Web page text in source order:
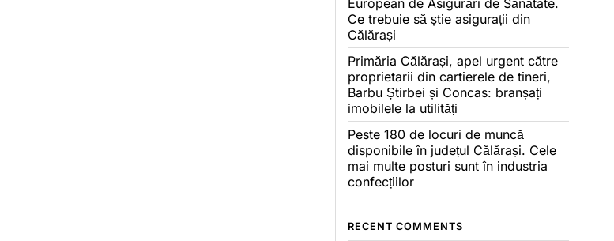
Ce trebuie să știe asigurații din
Călărași
Primăria Călărași, apel urgent către
proprietarii din cartierele de tineri,
Barbu Știrbei și Concas: branșați
imobilele la utilități
Peste 180 de locuri de muncă
disponibile în județul Călărași. Cele
mai multe posturi sunt în industria
confecțiilor
RECENT COMMENTS